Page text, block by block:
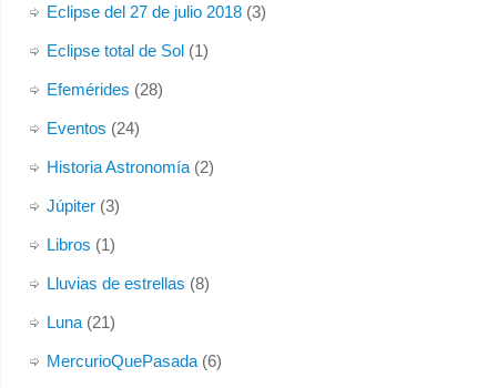
Eclipse del 27 de julio 2018(3)
Eclipse total de Sol(1)
Efemérides (28)
Eventos (24)
Historia Astronomía(2)
Júpiter(3)
Libros (1)
Lluvias de estrellas (8)
Luna(21)
MercurioQuePasada(6)